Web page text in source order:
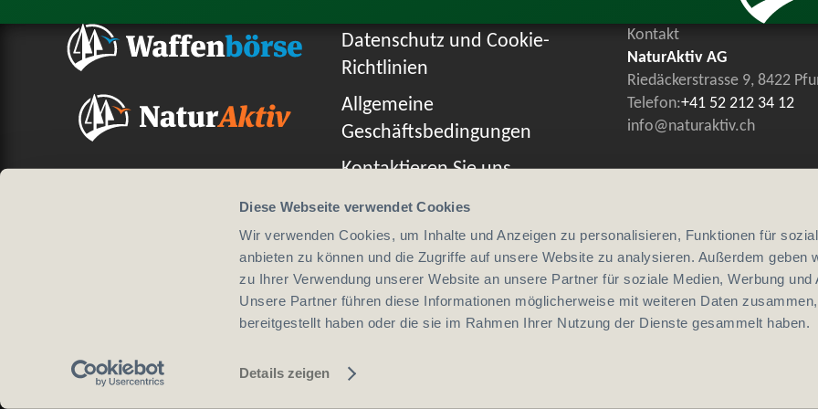
Diese Webseite verwendet Cookies
Wir verwenden Cookies, um Inhalte und Anzeigen zu personalisieren, Funktionen für
anbieten zu können und die Zugriffe auf unsere Website zu analysieren. Außerdem geben
zu Ihrer Verwendung unserer Website an unsere Partner für soziale Medien, Werbung und
Unsere Partner führen diese Informationen möglicherweise mit weiteren Daten
bereitgestellt haben oder die sie im Rahmen Ihrer Nutzung der Dienste gesammelt haben.
Details zeigen
Datenschutz und Cookie-
Richtlinien
Allgemeine
Geschäftsbedingungen
Kontaktieren Sie uns
Kontakt
NaturAktiv AG
Riedäckerstrasse 9, 8422
Telefon:+41 52 212 34 12
info@naturaktiv.ch
Design von